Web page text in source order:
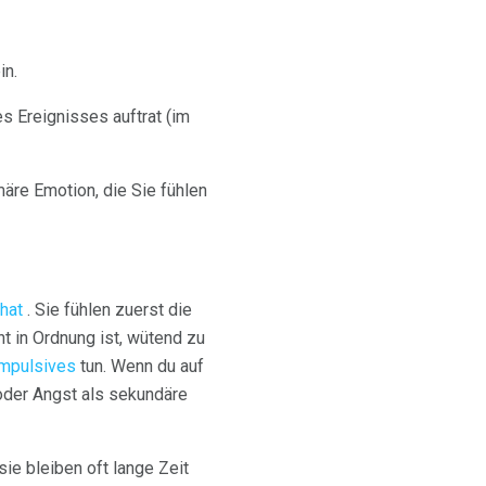
Ereignisses auftrat (im
Emotion, die Sie fühlen
. Sie fühlen zuerst die
in Ordnung ist, wütend zu
tun. Wenn du auf
Angst als sekundäre
bleiben oft lange Zeit